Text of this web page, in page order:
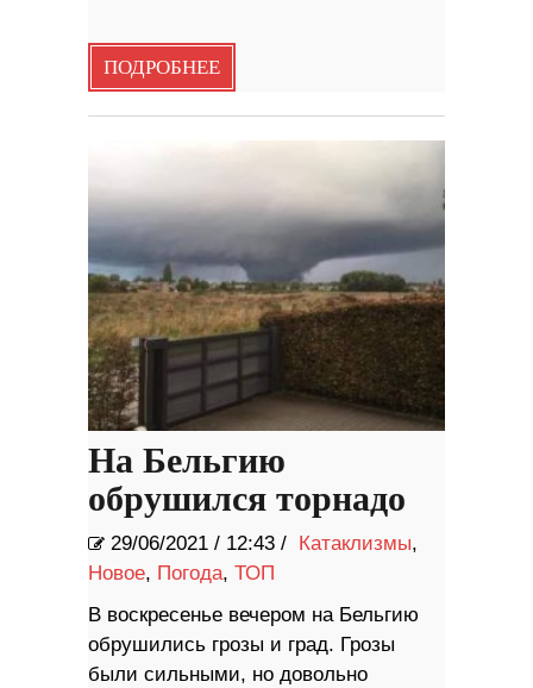
ПОДРОБНЕЕ
На Бельгию
обрушился торнадо
29/06/2021 / 12:43 / Катаклизмы,
Новое, Погода, ТОП
В воскресенье вечером на Бельгию
обрушились грозы и град. Грозы
были сильными, но довольно